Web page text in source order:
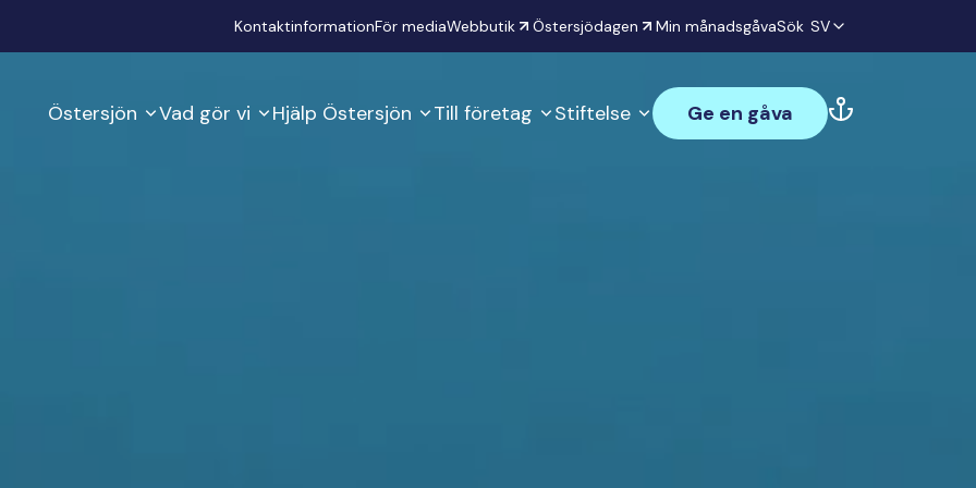
KontaktinformationFör mediaWebbutik Östersjödagen Min månadsgåvaSök SV
Östersjön Vad gör vi Hjälp Östersjön Till företag Stiftelse Ge en gåva